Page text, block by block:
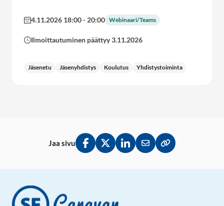
4.11.2026 18:00-20:00 Webinaari/Teams
Ilmoittautuminen päättyy 3.11.2026
Jäsenetu Jäsenyhdistys Koulutus Yhdistystoiminta
Jaa sivu
Jaa Facebookissa
Jaa Twitterissä
Jaa LinkedInissä
Jaa sähköpostitse
Kopioi linkki